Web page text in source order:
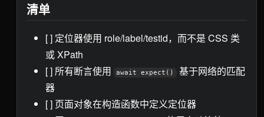
清单
[ ] 定位器使用 role/label/testid，而不是 CSS 类
或 XPath
[ ] 所有断言使用
await expect()
基于网络的匹配
器
[ ] 页面对象在构造函数中定义定位器